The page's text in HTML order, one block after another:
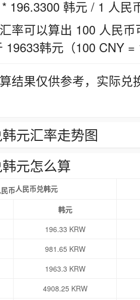
196.3300 韩元 / 1 人民
率可以算出 100 人民
19633韩元（100 CNY =
结果仅供参考，实际
元汇率走势图
元怎么算
人民币兑韩元
韩元
196.33 KRW
981.65 KRW
1963.3 KRW
4908.25 KRW